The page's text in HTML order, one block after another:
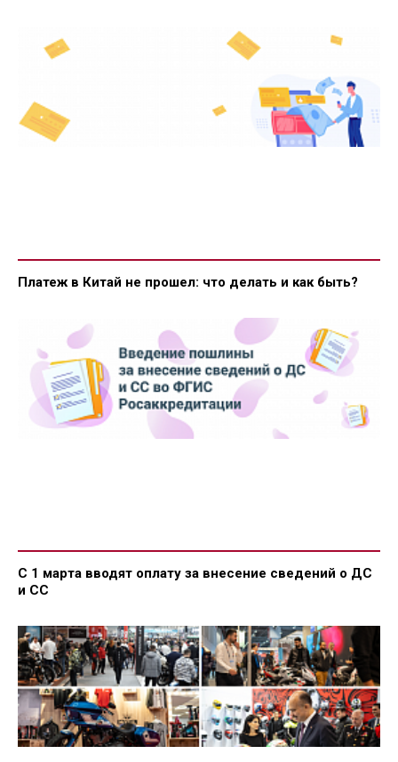
Платеж в Китай не прошел: что делать и как быть?
С 1 марта вводят оплату за внесение сведений о ДС
и СС